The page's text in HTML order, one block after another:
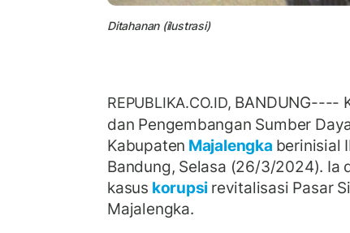
Ditahanan (ilustrasi)
REPUBLIKA.CO.ID, BANDUNG----
dan Pengembangan Sumber
Kabupaten Majalengka berinisial
Bandung, Selasa (26/3/2024). Ia
kasus korupsi revitalisasi Pasar
Majalengka.